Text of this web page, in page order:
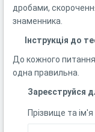
дробами,
знаменника.
Інструкція до
До кожного питання
одна правильна.
Зареєструйся
Прізвище та ім'я